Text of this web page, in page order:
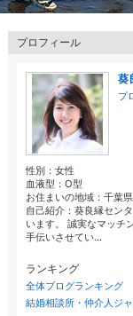
プロフィール
葵
プ
性別： 女性
血液型： O型
お住まいの地域： 千葉県
自己紹介：葵良縁セン
います。 誠実なマッチ
手伝いさせてい...
ランキング
全体ブログランキング
結婚相談所・仲介人ジ